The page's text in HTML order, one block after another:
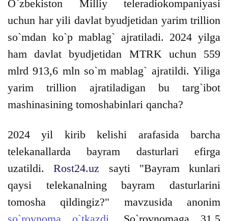
O`zbekiston Milliy teleradiokompaniyasi
uchun har yili davlat byudjetidan yarim trillion
so`mdan ko`p mablag` ajratiladi. 2024 yilga
ham davlat byudjetidan MTRK uchun 559
mlrd 913,6 mln so`m mablag` ajratildi. Yiliga
yarim trillion ajratiladigan bu targ`ibot
mashinasining tomoshabinlari qancha?
2024 yil kirib kelishi arafasida barcha
telekanallarda bayram dasturlari efirga
uzatildi.Rost24.uz sayti "Bayram kunlari
qaysi telekanalning bayram dasturlarini
tomosha qildingiz?" mavzusida anonim